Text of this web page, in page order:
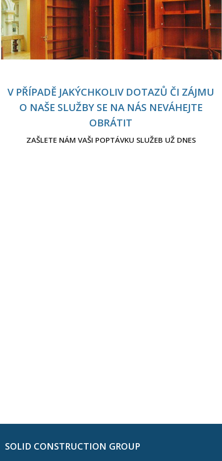
V PŘÍPADĚ JAKÝCHKOLIV DOTAZŮ ČI ZÁJMU
O NAŠE SLUŽBY SE NA NÁS NEVÁHEJTE
OBRÁTIT
ZAŠLETE NÁM VAŠI POPTÁVKU SLUŽEB UŽ DNES
SOLID CONSTRUCTION GROUP